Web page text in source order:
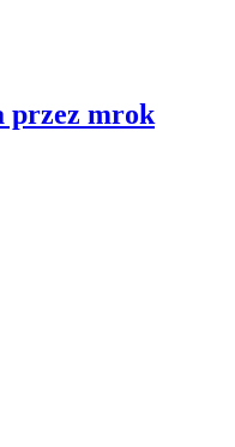
przez mrok